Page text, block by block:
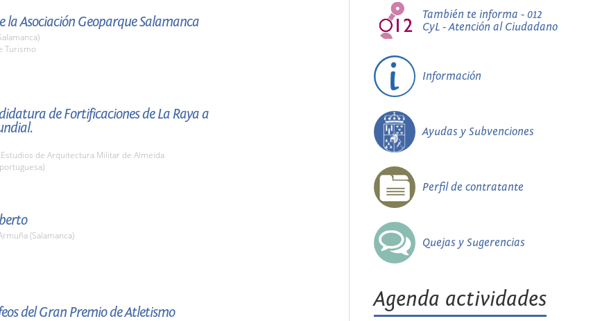
la Asociación Geoparque Salamanca
Turismo
de Fortificaciones de La Raya a
de Arquitectura Militar de Almeida
(Salamanca)
del Gran Premio de Atletismo
También te informa - 012
CyL - Atención al Ciudadano
Información
Ayudas y Subvenciones
Perfil de contratante
Quejas y Sugerencias
Agenda actividades